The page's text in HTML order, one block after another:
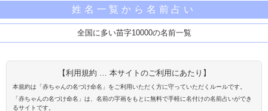
姓名一覧から名前占い
全国に多い苗字10000の名前一覧
【利用規約 … 本サイトのご利用にあたり】
本規約は「赤ちゃんの名づけ命名」をご利用いただく方に守っていただくルールです。
「赤ちゃんの名づけ命名」は、名前の字画をもとに無料で手軽に名付けの名前占いができ
るサイトです。